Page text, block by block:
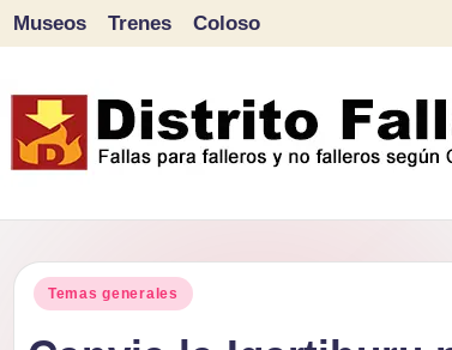
contenido
Museos Trenes Coloso
Publicado
Temas generales